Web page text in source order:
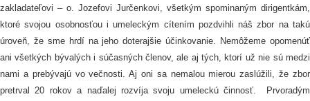
zakladateľovi – o. Jozefovi Jurčenkovi, všetkým spominaným dirigentkám,
ktoré svojou osobnosťou i umeleckým cítením pozdvihli náš zbor na takú
úroveň, že sme hrdí na jeho doterajšie účinkovanie. Nemôžeme opomenúť
ani všetkých bývalých i súčasných členov, ale aj tých, ktorí už nie sú medzi
nami a prebývajú vo večnosti. Aj oni sa nemalou mierou zaslúžili, že zbor
pretrval 20 rokov a naďalej rozvíja svoju umeleckú činnosť. Prvoradým